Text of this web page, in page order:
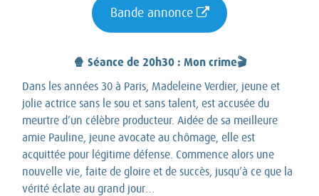
Bande annonce
🍿 Séance de 20h30 : Mon crime🎬
Dans les années 30 à Paris, Madeleine Verdier, jeune et
jolie actrice sans le sou et sans talent, est accusée du
meurtre d’un célèbre producteur. Aidée de sa meilleure
amie Pauline, jeune avocate au chômage, elle est
acquittée pour légitime défense. Commence alors une
nouvelle vie, faite de gloire et de succès, jusqu’à ce que la
vérité éclate au grand jour…